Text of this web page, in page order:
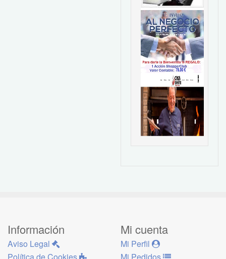
Información
Aviso Legal
Política de Cookies
Mi cuenta
Mi Perfil
Mi Pedidos